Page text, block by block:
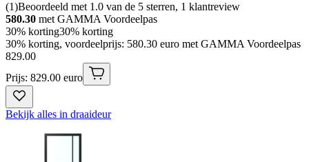
(1)Beoordeeld met 1.0 van de 5 sterren, 1 klantreview
580.30 met GAMMA Voordeelpas
30% korting30% korting
30% korting, voordeelprijs: 580.30 euro met GAMMA Voordeelpas
829.00
Prijs: 829.00 euro
Bekijk alles in draaideur